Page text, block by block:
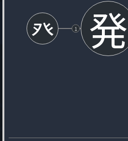
1
癶 発